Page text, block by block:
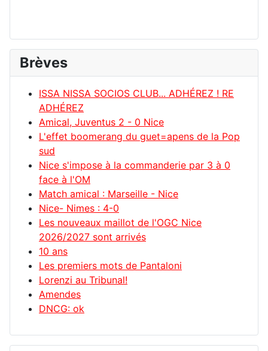
Brèves
ISSA NISSA SOCIOS CLUB... ADHÉREZ ! RE
ADHÉREZ
Amical, Juventus 2 - 0 Nice
L'effet boomerang du guet=apens de la Pop
sud
Nice s'impose à la commanderie par 3 à 0
face à l'OM
Match amical : Marseille - Nice
Nice- Nimes : 4-0
Les nouveaux maillot de l'OGC Nice
2026/2027 sont arrivés
10 ans
Les premiers mots de Pantaloni
Lorenzi au Tribunal!
Amendes
DNCG: ok